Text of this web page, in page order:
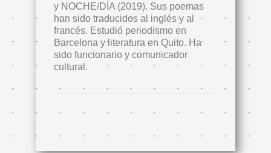
y NOCHE/DÍA (2019). Sus poemas
han sido traducidos al inglés y al
francés. Estudió periodismo en
Barcelona y literatura en Quito. Ha
sido funcionario y comunicador
cultural.